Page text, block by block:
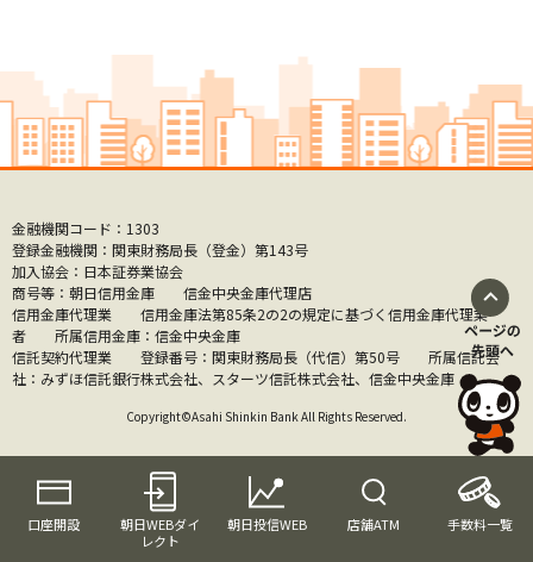
金融機関コード：1303
登録金融機関：関東財務局長（登金）第143号
加入協会：日本証券業協会
商号等：朝日信用金庫 信金中央金庫代理店
信用金庫代理業 信用金庫法第85条2の2の規定に基づく信用金庫代理業
者 所属信用金庫：信金中央金庫
信託契約代理業 登録番号：関東財務局長（代信）第50号 所属信託会
社：みずほ信託銀行株式会社、スターツ信託株式会社、信金中央金庫
Copyright©Asahi Shinkin Bank All Rights Reserved.
口座開設
朝日WEBダイ
レクト
朝日投信WEB 店舗ATM 手数料一覧